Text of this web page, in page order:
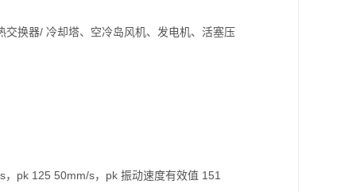
换器/ 冷却塔、空冷岛风机、发电机、活塞压
pk 125 50mm/s，pk 振动速度有效值 151